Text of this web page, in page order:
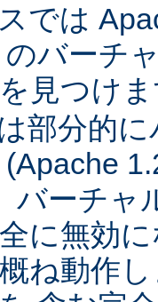
では
バーチ
を見つけ
部分的
バーチャ
に無効
ね動作